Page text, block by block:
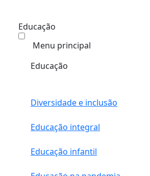
Educação
Menu principal
Educação
Diversidade e inclusão
Educação integral
Educação infantil